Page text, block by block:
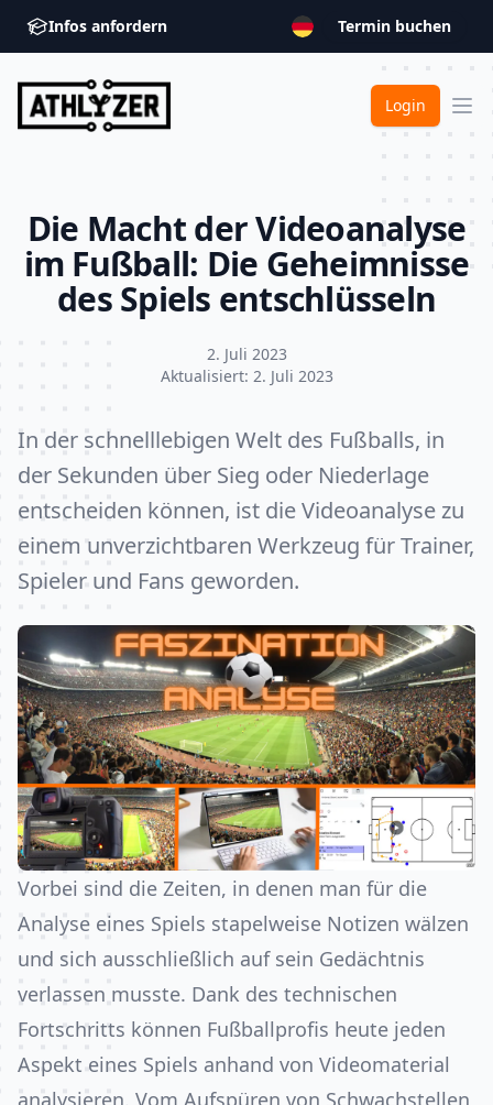
Infos anfordern Termin buchen
ATHLYZER
Login
Die Macht der Videoanalyse
im Fußball: Die Geheimnisse
des Spiels entschlüsseln
2. Juli 2023
Aktualisiert: 2. Juli 2023
In der schnelllebigen Welt des Fußballs, in
der Sekunden über Sieg oder Niederlage
entscheiden können, ist die Videoanalyse zu
einem unverzichtbaren Werkzeug für Trainer,
Spieler und Fans geworden.
Vorbei sind die Zeiten, in denen man für die
Analyse eines Spiels stapelweise Notizen wälzen
und sich ausschließlich auf sein Gedächtnis
verlassen musste. Dank des technischen
Fortschritts können Fußballprofis heute jeden
Aspekt eines Spiels anhand von Videomaterial